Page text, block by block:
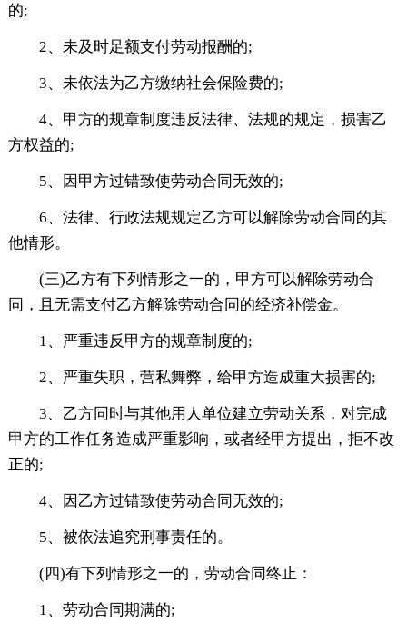
的;
2、未及时足额支付劳动报酬的;
3、未依法为乙方缴纳社会保险费的;
4、甲方的规章制度违反法律、法规的规定，损害乙
方权益的;
5、因甲方过错致使劳动合同无效的;
6、法律、行政法规规定乙方可以解除劳动合同的其
他情形。
(三)乙方有下列情形之一的，甲方可以解除劳动合
同，且无需支付乙方解除劳动合同的经济补偿金。
1、严重违反甲方的规章制度的;
2、严重失职，营私舞弊，给甲方造成重大损害的;
3、乙方同时与其他用人单位建立劳动关系，对完成
甲方的工作任务造成严重影响，或者经甲方提出，拒不改
正的;
4、因乙方过错致使劳动合同无效的;
5、被依法追究刑事责任的。
(四)有下列情形之一的，劳动合同终止：
1、劳动合同期满的;